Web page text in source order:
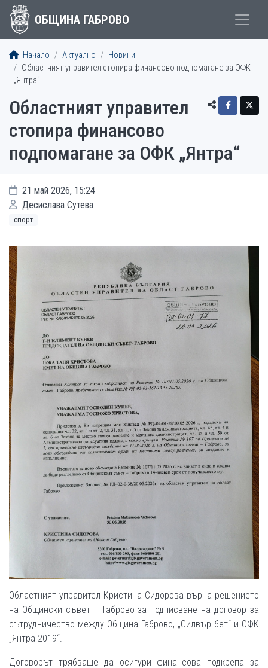
ОБЩИНА ГАБРОВО
Начало Актуално
Новини
Областният управител стопира финансово подпомагане за ОФК
„Янтра“
Областният управител
стопира финансово
подпомагане за ОФК „Янтра“
21 май 2026, 15:24
Десислава Сутева
спорт
Областният управител Кристина Сидорова върна решението
на Общински съвет – Габрово за подписване на договор за
сътрудничество между Община Габрово, „Силвър бет“ и ОФК
„Янтра 2019“.
Договорът трябваше да осигури финансова подкрепа за